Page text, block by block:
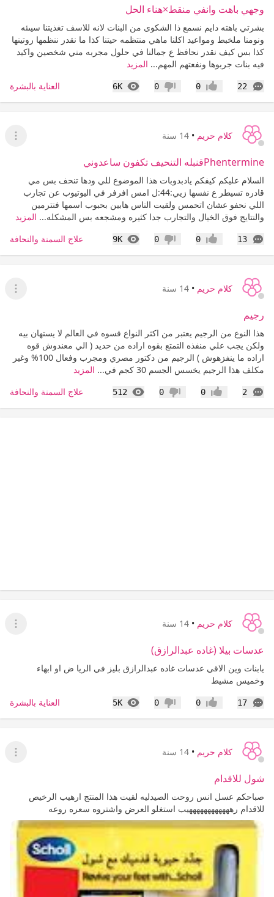
وجهي باهت وانفي منقط×هناء الحل
بشرتي باهته دايم نسمع ذا الشكوى من البنات لانه للاسف تغذيتنا سيىئه
ونومنا ملخبط ومواعيد اكلنا ماهي منتظمه حيتنا كذا ما نقدر ننظمها روتينها
كذا بس كيف نقدر نحافظ ع جمالنا في حلول مجربه مني شخصين واكيد
فيه بنات جربوها ونفعتهم المهم... المزيد
22
التعليقات إعجاب0 عدم إعجاب
0
6K
المشاهدات العناية بالبشرة
كلام حريم • 14 سنة
عرض
Phentermineقنبله التنحيف تكفون ساعدوني
السلام عليكم كيفكم يادبدوبات هذا الموضوع للي ودها تنحف بس مي
قادره تسيطر ع نفسها زيي:44:ل امس افرفر في اليوتيوب عن تجارب
اللي نحفو عشان اتحمس ولقيت الناس هابين بحبوب اسمها فنترمين
والنتايج فوق الخيال والتجارب جدا كثيره ومشجعه بس المشكله... المزيد
13
التعليقات إعجاب0 عدم إعجاب
0
9K
المشاهدات علاج السمنة والنحافة
كلام حريم • 14 سنة
عرض
رجيم
هذا النوع من الرجيم يعتبر من اكثر النواع قسوه في العالم لا يستهان بيه
ولكن يجب علي منفذه التمتع بقوه اراده من حديد ( الي معندوش قوه
اراده ما ينفزهوش ) الرجيم من دكتور مصري ومجرب وفعال 100% وغير
مكلف هذا الرجيم يخسس الجسم 30 كجم في...
المزيد
2
التعليقات إعجاب0 عدم إعجاب
0
512
المشاهدات علاج السمنة والنحافة
كلام حريم • 14 سنة
عرض
عدسات بيلا (غاده عبدالرازق)
يابنات وين الاقي عدسات غاده عبدالرازق بليز في الريا ض او ابهاء
وخميس مشيط
17
التعليقات إعجاب0 عدم إعجاب
0
5K
المشاهدات العناية بالبشرة
كلام حريم • 14 سنة
عرض
شول للاقدام
صباحكم عسل انس روحت الصيدليه لقيت هذا المنتج ارهيب الرخيص
للاقدام رههههههههههههيب استغلو العرض واشتروه سعره روعه